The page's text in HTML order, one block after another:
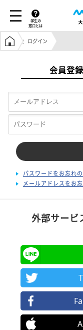
学生の
窓口とは
学生の窓口トップ
ログイン
会員登録
パスワードをお忘れ
メールアドレスをお
外部サービ